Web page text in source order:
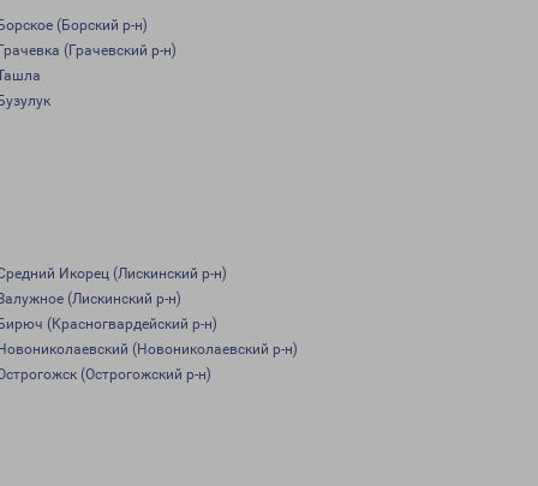
(Борский р-н)
(Грачевский р-н)
Икорец (Лискинский р-н)
(Лискинский р-н)
(Красногвардейский р-н)
(Новониколаевский р-н)
(Острогожский р-н)